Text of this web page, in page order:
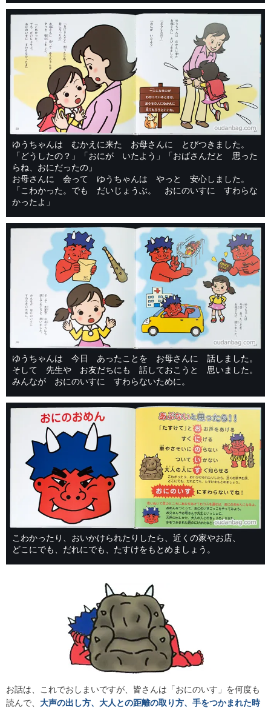
ゆうちゃんは むかえに来た お母さんに とびつきました。
「どうしたの？」「おにが いたよう」「おばさんだと 思った
らね、おにだったの」
お母さんに 会って ゆうちゃんは やっと 安心しました。
「こわかった。でも だいじょうぶ。 おにのいすに すわらな
かったよ」
ゆうちゃんは 今日 あったことを お母さんに 話しました。
そして 先生や お友だちにも 話しておこうと 思いました。
みんなが おにのいすに すわらないために。
こわかったり、おいかけられたりしたら、近くの家やお店、
どこにでも、だれにでも、たすけをもとめましょう。
お話は、これでおしまいですが、皆さんは「おにのいす」を何度も
読んで、 大声の出し方、大人との距離の取り方、手をつかまれた時